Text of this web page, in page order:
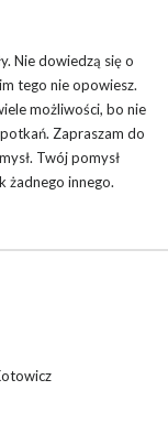
Nie dowiedzą się o
tego nie opowiesz.
możliwości, bo nie
Zapraszam do
Twój pomysł
żadnego innego.